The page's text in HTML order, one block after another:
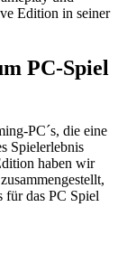
Edition in seiner
PC-Spiel
PC´s, die eine
Spielerlebnis
haben wir
für das PC Spiel